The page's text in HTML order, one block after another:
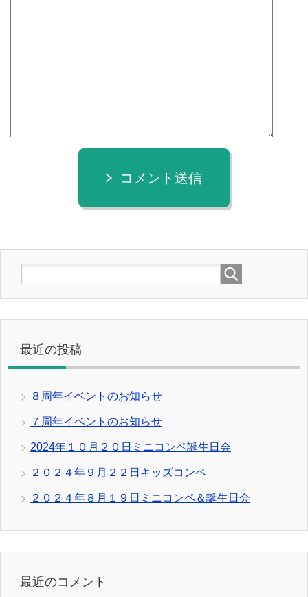
コメント送信
最近の投稿
８周年イベントのお知らせ
７周年イベントのお知らせ
2024年１０月２０日ミニコンペ誕生日会
２０２４年９月２２日キッズコンペ
２０２４年８月１９日ミニコンペ＆誕生日会
最近のコメント